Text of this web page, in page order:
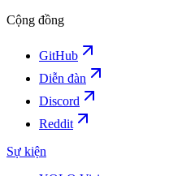
Cộng đồng
GitHub
Diễn đàn
Discord
Reddit
Sự kiện